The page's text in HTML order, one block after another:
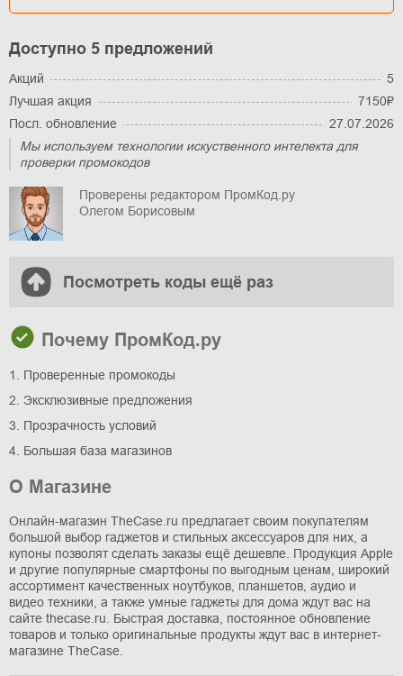
Доступно 5 предложений
Акций
5
Лучшая акция
7150₽
Посл. обновление
27.07.2026
Мы используем технологии искуственного интелекта для
проверки промокодов
Проверены редактором ПромКод.ру
Олегом Борисовым
Посмотреть коды ещё раз
Почему ПромКод.ру
1. Проверенные промокоды
2. Эксклюзивные предложения
3. Прозрачность условий
4. Большая база магазинов
О Магазине
Онлайн-магазин TheCase.ru предлагает своим покупателям
большой выбор гаджетов и стильных аксессуаров для них, а
купоны позволят сделать заказы ещё дешевле. Продукция Apple
и другие популярные смартфоны по выгодным ценам, широкий
ассортимент качественных ноутбуков, планшетов, аудио и
видео техники, а также умные гаджеты для дома ждут вас на
сайте thecase.ru. Быстрая доставка, постоянное обновление
товаров и только оригинальные продукты ждут вас в интернет-
магазине TheCase.